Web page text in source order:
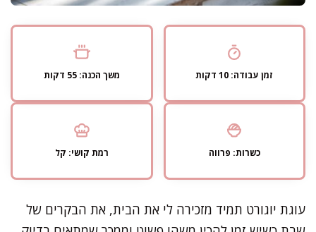
זמן עבודה: 10 דקות משך הכנה: 55 דקות
כשרות: פרווה רמת קושי: קל
עוגת יוגורט תמיד מזכירה לי את הבית, את הבקרים של